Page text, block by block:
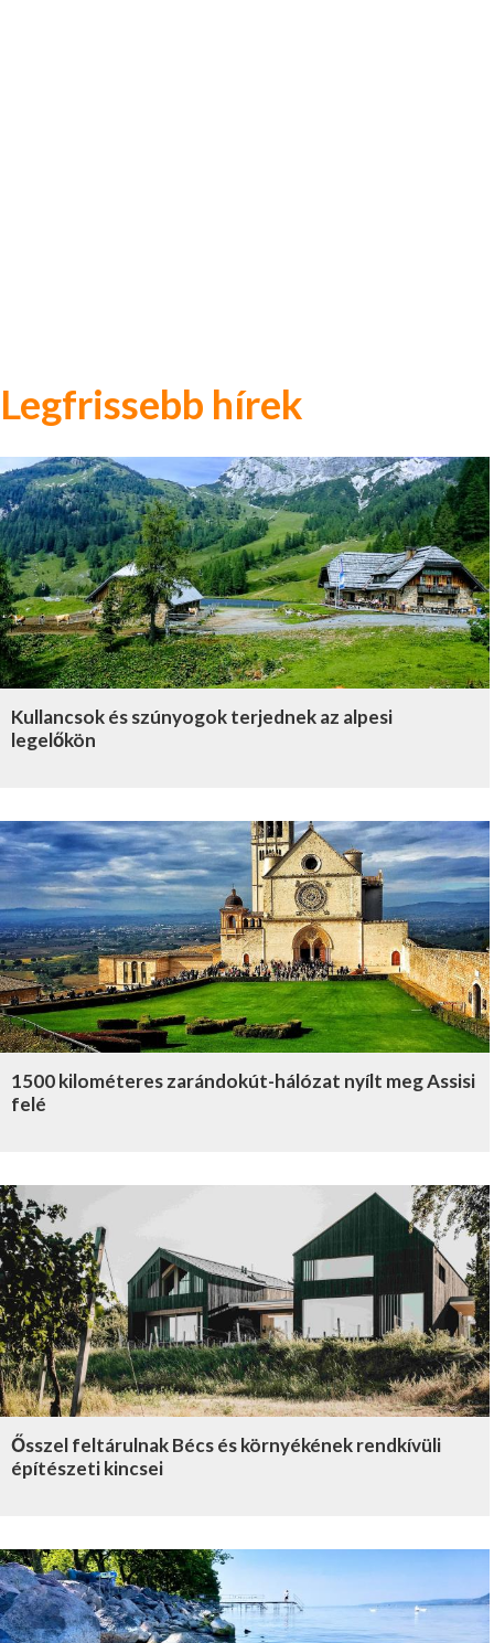
Legfrissebb hírek
Kullancsok és szúnyogok terjednek az alpesi
legelőkön
1500 kilométeres zarándokút-hálózat nyílt meg Assisi
felé
Ősszel feltárulnak Bécs és környékének rendkívüli
építészeti kincsei